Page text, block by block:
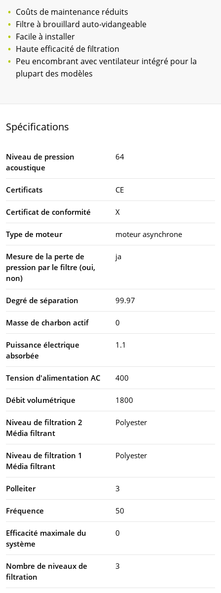
Coûts de maintenance réduits
Filtre à brouillard auto-vidangeable
Facile à installer
Haute efficacité de filtration
Peu encombrant avec ventilateur intégré pour la
plupart des modèles
Spécifications
Niveau de pression
acoustique
64
Certificats CE
Certificat de conformité X
Type de moteur moteur asynchrone
Mesure de la perte de
pression par le filtre (oui,
non)
ja
Degré de séparation 99.97
Masse de charbon actif 0
Puissance électrique
absorbée
1.1
Tension d'alimentation AC 400
Débit volumétrique 1800
Niveau de filtration 2
Média filtrant
Polyester
Niveau de filtration 1
Média filtrant
Polyester
Polleiter 3
Fréquence 50
Efficacité maximale du
système
0
Nombre de niveaux de
filtration
3